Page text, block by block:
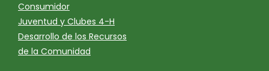
Consumidor
Juventud y Clubes 4-H
Desarrollo de los Recursos
de la Comunidad